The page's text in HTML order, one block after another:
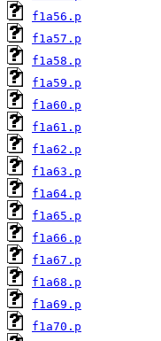
f1a56.p
f1a57.p
f1a58.p
f1a59.p
f1a60.p
f1a61.p
f1a62.p
f1a63.p
f1a64.p
f1a65.p
f1a66.p
f1a67.p
f1a68.p
f1a69.p
f1a70.p